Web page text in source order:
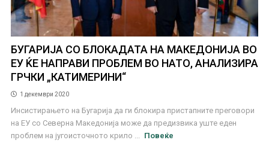
БУГАРИЈА СО БЛОКАДАТА НА МАКЕДОНИЈА ВО
ЕУ ЌЕ НАПРАВИ ПРОБЛЕМ ВО НАТО, АНАЛИЗИРА
ГРЧКИ „КАТИМЕРИНИ“
1 декември 2020
Инсистирањето на Бугарија да ги блокира пристапните преговори
на ЕУ со Северна Македонија може да предизвика уште еден
проблем на југоисточното крило ...
Повеќе